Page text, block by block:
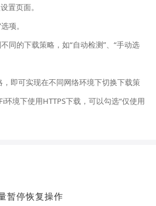
置页面。
项。
同的下载策略，如“自动检测”、“手动选
即可实现在不同网络环境下切换下载策
境下使用HTTPS下载，可以勾选“仅使用
暂停恢复操作